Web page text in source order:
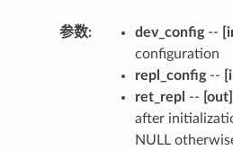
参数: dev_config--
configuration
repl_config--
ret_repl -- [out]
after
NULL